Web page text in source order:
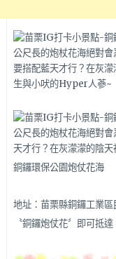
銅鑼環保公園炮仗花海
地址：苗栗縣銅鑼工業
〝銅鑼炮仗花〞即可抵達